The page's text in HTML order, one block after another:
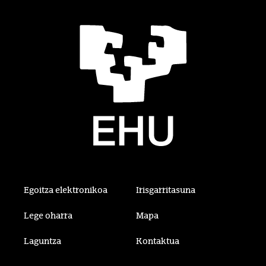
Egoitza elektronikoa Irisgarritasuna
Lege oharra Mapa
Laguntza Kontaktua